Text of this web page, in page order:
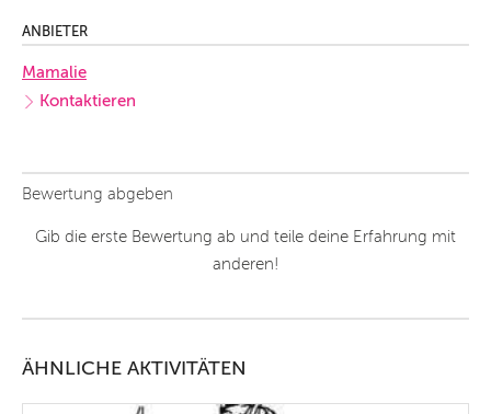
ANBIETER
Mamalie
Kontaktieren
Bewertung abgeben
Gib die erste Bewertung ab und teile deine Erfahrung mit
anderen!
ÄHNLICHE AKTIVITÄTEN